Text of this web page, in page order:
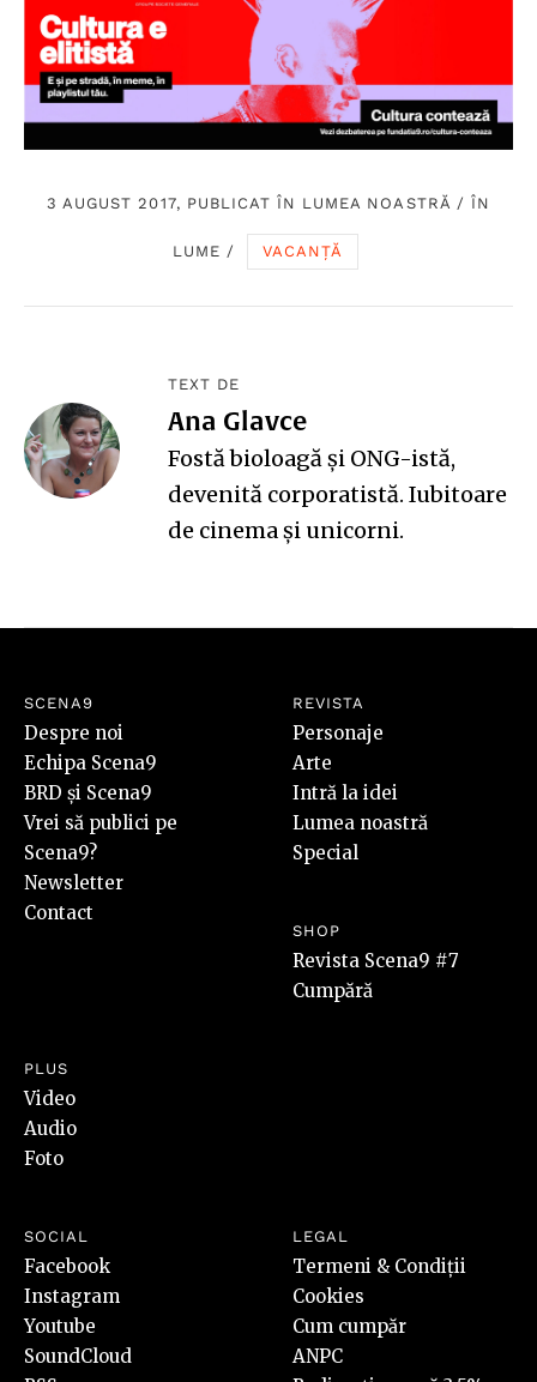
3 AUGUST 2017, PUBLICAT ÎN LUMEA NOASTRĂ / ÎN
LUME / VACANȚĂ
TEXT DE
Ana Glavce
Fostă bioloagă și ONG-istă,
devenită corporatistă. Iubitoare
de cinema și unicorni.
SCENA9
Despre noi
Echipa Scena9
BRD și Scena9
Vrei să publici pe
Scena9?
Newsletter
Contact
REVISTA
Personaje
Arte
Intră la idei
Lumea noastră
Special
SHOP
Revista Scena9 #7
Cumpără
PLUS
Video
Audio
Foto
SOCIAL
Facebook
Instagram
Youtube
SoundCloud
LEGAL
Termeni & Condiții
Cookies
Cum cumpăr
ANPC